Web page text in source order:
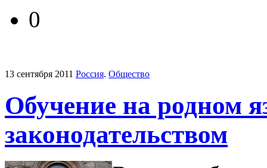
0
13 сентября 2011 Россия. Общество
Обучение на родном
законодательством